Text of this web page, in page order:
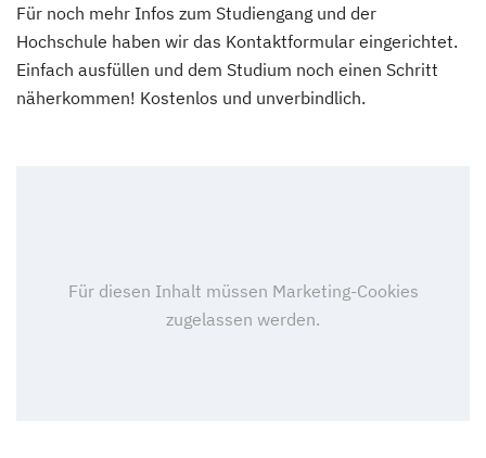
Für noch mehr Infos zum Studiengang und der
Hochschule haben wir das Kontaktformular eingerichtet.
Einfach ausfüllen und dem Studium noch einen Schritt
näherkommen! Kostenlos und unverbindlich.